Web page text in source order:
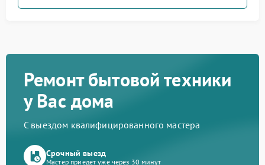
Ремонт бытовой техники
у Вас дома
С выездом квалифицированного мастера
Срочный выезд
Мастер приедет уже через 30 минут